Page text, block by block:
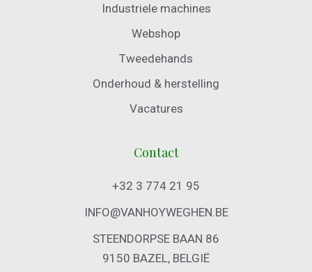
Industriele machines
Webshop
Tweedehands
Onderhoud & herstelling
Vacatures
Contact
+32 3 774 21 95
INFO@VANHOYWEGHEN.BE
STEENDORPSE BAAN 86
9150 BAZEL, BELGIË